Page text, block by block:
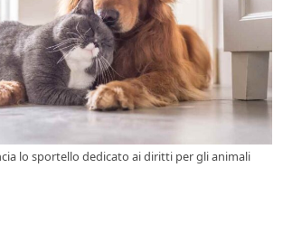
lo sportello dedicato ai diritti per gli animali